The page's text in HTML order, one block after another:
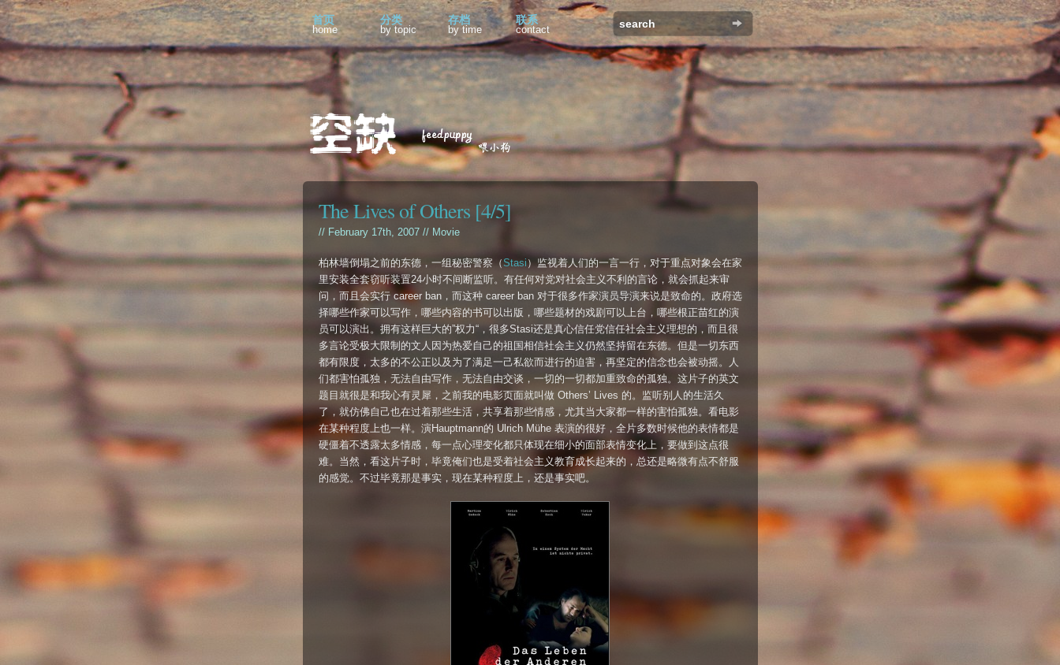
首页
home
分类
by topic
存档
by time
联系
contact
The Lives of Others [4/5]
// February 17th, 2007 // Movie
柏林墙倒塌之前的东德，一组秘密警察（Stasi）监视着人们的一言一行，对于重点对象会在家
里安装全套窃听装置24小时不间断监听。有任何对党对社会主义不利的言论，就会抓起来审
问，而且会实行 career ban，而这种 career ban 对于很多作家演员导演来说是致命的。政府选
择哪些作家可以写作，哪些内容的书可以出版，哪些题材的戏剧可以上台，哪些根正苗红的演
员可以演出。拥有这样巨大的”权力“，很多Stasi还是真心信任党信任社会主义理想的，而且很
多言论受极大限制的文人因为热爱自己的祖国相信社会主义仍然坚持留在东德。但是一切东西
都有限度，太多的不公正以及为了满足一己私欲而进行的迫害，再坚定的信念也会被动摇。人
们都害怕孤独，无法自由写作，无法自由交谈，一切的一切都加重致命的孤独。这片子的英文
题目就很是和我心有灵犀，之前我的电影页面就叫做 Others’ Lives 的。监听别人的生活久
了，就仿佛自己也在过着那些生活，共享着那些情感，尤其当大家都一样的害怕孤独。看电影
在某种程度上也一样。演Hauptmann的 Ulrich Mühe 表演的很好，全片多数时候他的表情都是
硬僵着不透露太多情感，每一点心理变化都只体现在细小的面部表情变化上，要做到这点很
难。当然，看这片子时，毕竟俺们也是受着社会主义教育成长起来的，总还是略微有点不舒服
的感觉。不过毕竟那是事实，现在某种程度上，还是事实吧。